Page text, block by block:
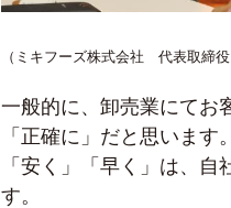
（ミキフーズ株式会社 代表取締
一般的に、卸売業にてお
「正確に」だと思いま
「安く」「早く」は、
す。